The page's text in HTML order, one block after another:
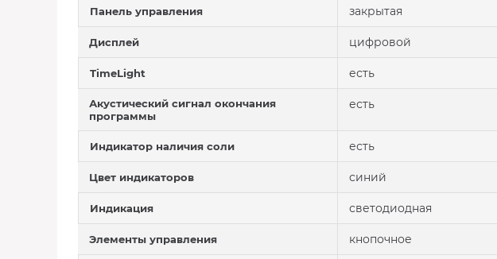
Панель управления закрытая
Дисплей цифровой
TimeLight есть
Акустический сигнал окончания
программы
есть
Индикатор наличия соли есть
Цвет индикаторов синий
Индикация светодиодная
Элементы управления кнопочное